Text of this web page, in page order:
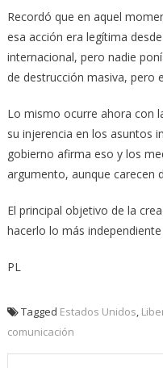
Recordó que en aquel
esa acción era legítima
internacional, pero nadie
de destrucción masiva, pero
Lo mismo ocurre ahora con
su injerencia en los asuntos
gobierno afirma eso y los
argumento, aunque carecen
El principal objetivo de la
hacerlo lo más
PL
Tagged Estados Unidos,
comunicación